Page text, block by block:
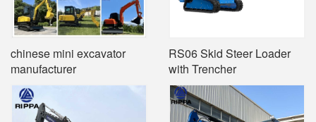
chinese mini excavator
manufacturer
RS06 Skid Steer Loader
with Trencher